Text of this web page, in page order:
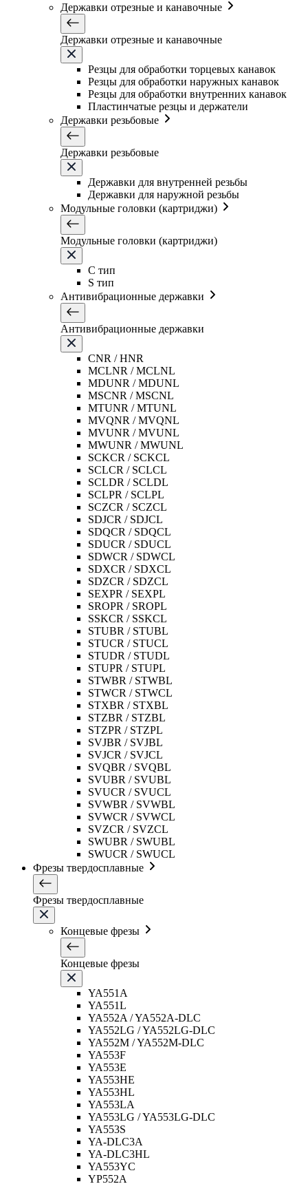
Державки отрезные и канавочные
Державки отрезные и канавочные
Резцы для обработки торцевых канавок
Резцы для обработки наружных канавок
Резцы для обработки внутренних канавок
Пластинчатые резцы и держатели
Державки резьбовые
Державки резьбовые
Державки для внутренней резьбы
Державки для наружной резьбы
Модульные головки (картриджи)
Модульные головки (картриджи)
C тип
S тип
Антивибрационные державки
Антивибрационные державки
CNR / HNR
MCLNR / MCLNL
MDUNR / MDUNL
MSCNR / MSCNL
MTUNR / MTUNL
MVQNR / MVQNL
MVUNR / MVUNL
MWUNR / MWUNL
SCKCR / SCKCL
SCLCR / SCLCL
SCLDR / SCLDL
SCLPR / SCLPL
SCZCR / SCZCL
SDJCR / SDJCL
SDQCR / SDQCL
SDUCR / SDUCL
SDWCR / SDWCL
SDXCR / SDXCL
SDZCR / SDZCL
SEXPR / SEXPL
SROPR / SROPL
SSKCR / SSKCL
STUBR / STUBL
STUCR / STUCL
STUDR / STUDL
STUPR / STUPL
STWBR / STWBL
STWCR / STWCL
STXBR / STXBL
STZBR / STZBL
STZPR / STZPL
SVJBR / SVJBL
SVJCR / SVJCL
SVQBR / SVQBL
SVUBR / SVUBL
SVUCR / SVUCL
SVWBR / SVWBL
SVWCR / SVWCL
SVZCR / SVZCL
SWUBR / SWUBL
SWUCR / SWUCL
Фрезы твердосплавные
Фрезы твердосплавные
Концевые фрезы
Концевые фрезы
YA551A
YA551L
YA552A / YA552A-DLC
YA552LG / YA552LG-DLC
YA552M / YA552M-DLC
YA553F
YA553E
YA553HE
YA553HL
YA553LA
YA553LG / YA553LG-DLC
YA553S
YA-DLC3A
YA-DLC3HL
YA553YC
YP552A